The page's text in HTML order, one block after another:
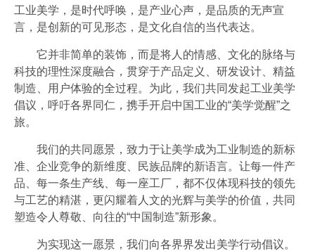
工业美学，是时代呼唤，是产业心声，是品质的无声宣
言，是创新的可见形态，是文化自信的当代表达。
它并非简单的装饰，而是将人的情感、文化的脉络与
科技的理性深度融合，贯穿于产品定义、研发设计、精益
制造、用户体验的全过程。为此，我们共同发起工业美学
倡议，呼吁各界同仁，携手开启中国工业的“美学觉醒”之
旅。
我们的共同愿景，致力于让美学成为工业制造的新标
准、企业竞争的新维度、民族品牌的新语言。让每一件产
品、每一条生产线、每一座工厂，都不仅体现科技的领先
与工艺的精湛，更闪耀着人文的光辉与美学的价值，共同
塑造令人尊敬、向往的“中国制造”新形象。
为实现这一愿景，我们向各界界发出美学行动倡议。